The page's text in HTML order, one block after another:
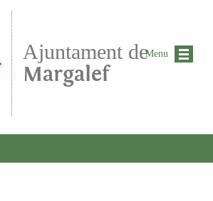
Ajuntament de
Margalef
Menu